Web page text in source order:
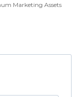
Marketing Assets